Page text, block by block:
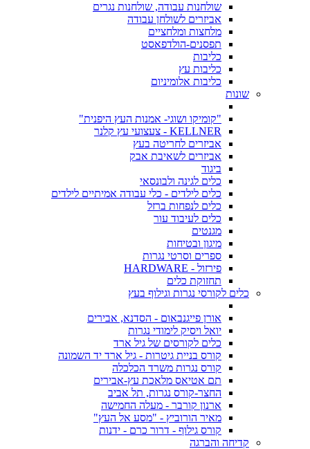
שולחנות עבודה, שולחנות נגרים
אביזרים לשולחן עבודה
מלחצות ומלחציים
תפסנים-הולדפאסט
כליבות
כליבות עץ
כליבות אלומיניום
שונות
"קומיקו ושוגי- אמנות העץ היפנית"
KELLNER - צעצועי עץ קלנר
אביזרים לחריטה בעץ
אביזרים לשאיבת אבק
ביגוד
כלים לגינה ולבונסאי
כלים לילדים - כלי עבודה אמיתיים לילדים
כלים לנפחות ברזל
כלים לעיבוד עור
מגנטים
מיגון ובטיחות
ספרים וסרטי נגרות
פירזול - HARDWARE
תחזוקת כלים
כלים לקורסי נגרות וגילוף בעץ
אורן פייגנבאום - הסדנא, אבירים
יואל ויסיק לימודי נגרות
כלים לקורסים של גיל ארד
קורס בניית גיטרות - גיל ארד יד השמונה
קורס נגרות משרד הכלכלה
תם אטיאס מלאכת עץ-אבירים
החצר-קורס נגרות, תל אביב
ארנון קורבר - מעלה החמישה
מאיר הורוביץ - "מסע אל העץ"
קורס גילוף - דרור כרם - ידנות
קדיחה והברגה